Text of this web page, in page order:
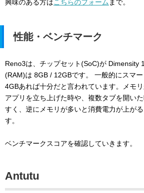
興味のある方はこちらのフォーム まで。
性能・ベンチマーク
Reno3は、チップセット(SoC)が Dimensity
(RAM)は 8GB / 12GBです。 一般的にスマ
4GBあれば十分だと言われています。メモ
アプリを立ち上げた時や、複数タブを開い
すく、逆にメモリが多いと消費電力が上が
す。
ベンチマークスコアを確認していきます。
Antutu